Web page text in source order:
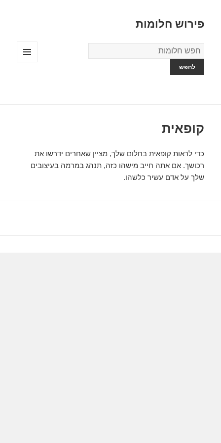
פירוש חלומות
מילון
החלומות
קופאית
כדי לראות קופאית בחלום שלך, מציין שאחרים ידרשו את
רכושך. אם אתה חייב מישהו כזה, תנהג במרמה בעיצובים
שלך על אדם עשיר כלשהו.